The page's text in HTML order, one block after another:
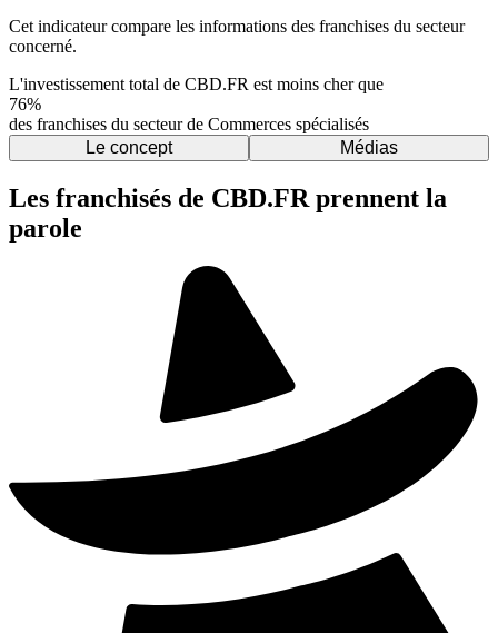
Cet indicateur compare les informations des franchises du secteur
concerné.
L'investissement total de CBD.FR est moins cher que
76%
des franchises du secteur de Commerces spécialisés
Le concept
Médias
Les franchisés de CBD.FR prennent la
parole